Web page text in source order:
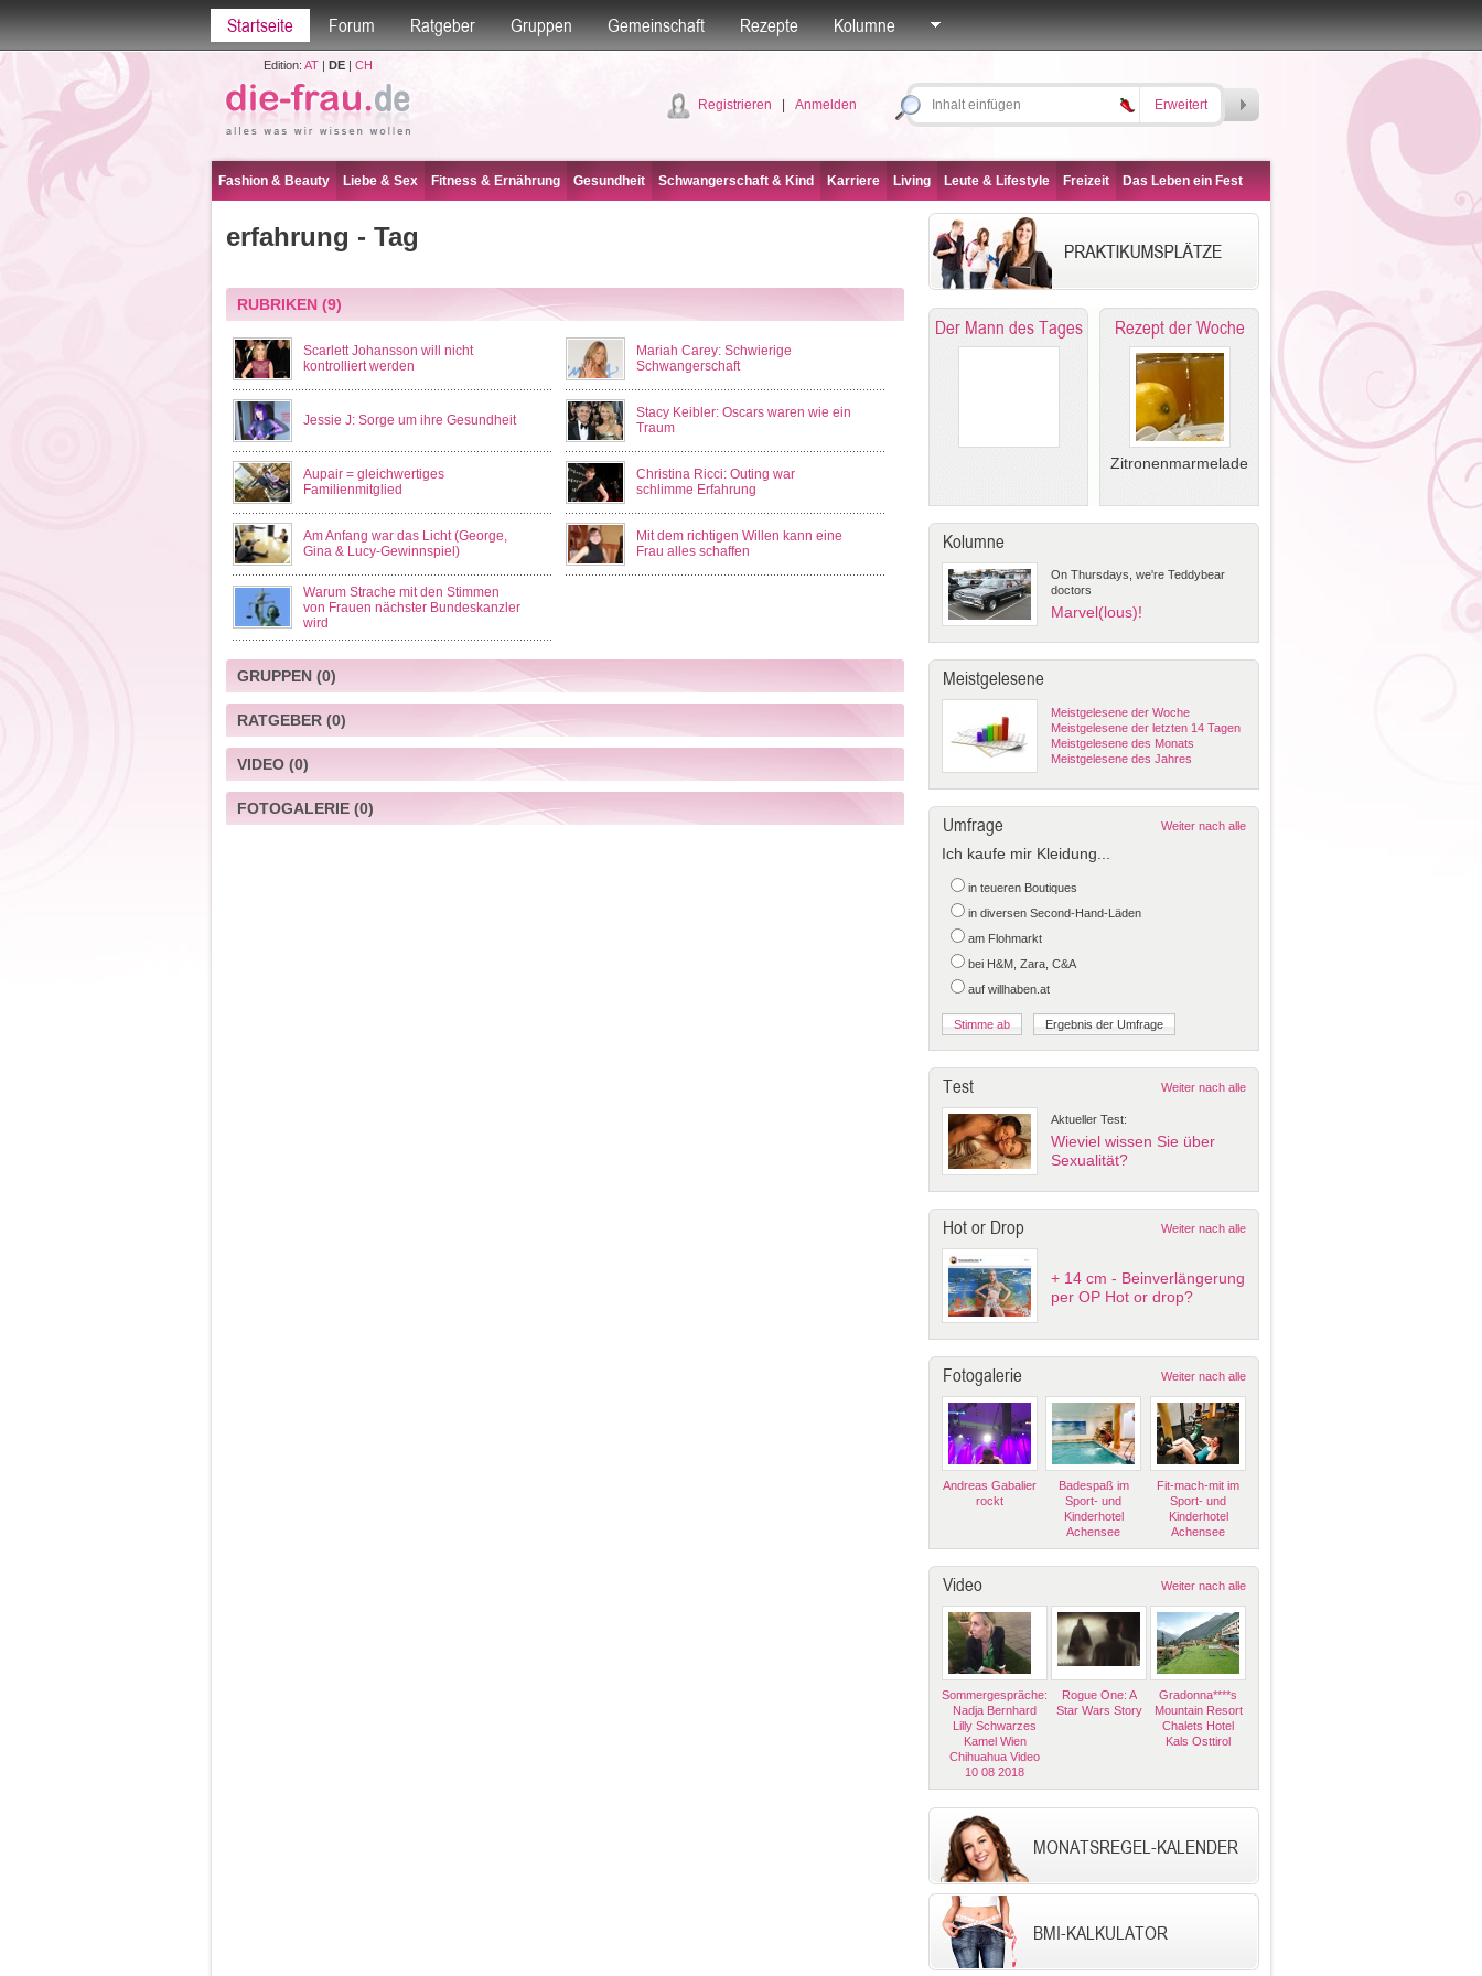
Startseite Forum Ratgeber Gruppen Gemeinschaft Rezepte Kolumne
Edition: AT| DE| CH
Registrieren Anmelden Erweitert
Fashion & Beauty Liebe & Sex Fitness & Ernährung Gesundheit Schwangerschaft & Kind Karriere Living Leute & Lifestyle Freizeit Das Leben ein Fest
erfahrung - Tag
RUBRIKEN(9)
Scarlett Johansson will nicht
kontrolliert werden
Mariah Carey: Schwierige
Schwangerschaft
Jessie J: Sorge um ihre Gesundheit
Stacy Keibler: Oscars waren wie ein
Traum
Aupair = gleichwertiges
Familienmitglied
Christina Ricci: Outing war
schlimme Erfahrung
Am Anfang war das Licht (George,
Gina & Lucy-Gewinnspiel)
Mit dem richtigen Willen kann eine
Frau alles schaffen
Warum Strache mit den Stimmen
von Frauen nächster Bundeskanzler
wird
GRUPPEN(0)
RATGEBER(0)
VIDEO(0)
FOTOGALERIE(0)
Der Mann des Tages Rezept der Woche
Zitronenmarmelade
Kolumne
On Thursdays, we're Teddybear
doctors
Marvel(lous)!
Meistgelesene
Meistgelesene der Woche
Meistgelesene der letzten 14 Tagen
Meistgelesene des Monats
Meistgelesene des Jahres
Umfrage Weiter nach alle
Ich kaufe mir Kleidung...
in teueren Boutiques
in diversen Second-Hand-Läden
am Flohmarkt
bei H&M, Zara, C&A
auf willhaben.at
Test Weiter nach alle
Aktueller Test:
Wieviel wissen Sie über
Sexualität?
Hot or Drop Weiter nach alle
+ 14 cm - Beinverlängerung
per OP Hot or drop?
Fotogalerie Weiter nach alle
Andreas Gabalier
rockt
Badespaß im
Sport- und
Kinderhotel
Achensee
Fit-mach-mit im
Sport- und
Kinderhotel
Achensee
Video Weiter nach alle
Sommergespräche:
Nadja Bernhard
Lilly Schwarzes
Kamel Wien
Chihuahua Video
10 08 2018
Rogue One: A
Star Wars Story
Gradonna****s
Mountain Resort
Chalets Hotel
Kals Osttirol
MONATSREGEL-KALENDER
BMI-KALKULATOR